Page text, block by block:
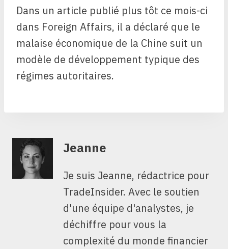
Dans un article publié plus tôt ce mois-ci
dans Foreign Affairs, il a déclaré que le
malaise économique de la Chine suit un
modèle de développement typique des
régimes autoritaires.
Jeanne
Je suis Jeanne, rédactrice pour
TradeInsider. Avec le soutien
d'une équipe d'analystes, je
déchiffre pour vous la
complexité du monde financier